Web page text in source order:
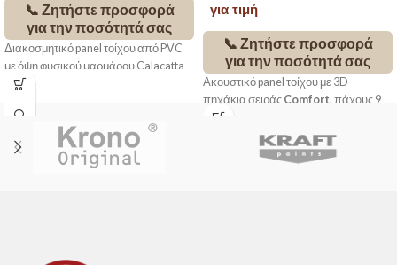
📞 Ζητήστε προσφορά
για την ποσότητά σας
Διακοσμητικό panel τοίχου από PVC
με όψη φυσικού μαρμάρου Calacatta
103. Slim πάχος 2,8mm, πλήρως
για μπάνιο, κουζίνα και σύγχρονους
εσωτερικούς χώρους.
για τιμή
📞 Ζητήστε προσφορά
για την ποσότητά σας
Ακουστικό panel τοίχου με 3D
πηχάκια σειράς Comfort, πάχους 9
mm, κατάλληλο για βελτίωση
ακουστικής και μοντέρνα επένδυση
εσωτερικών χώρων. Ελαφρύ,